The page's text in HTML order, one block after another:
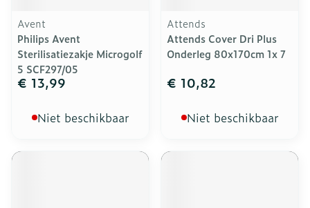
Avent
Philips Avent
Sterilisatiezakje Microgolf
5 SCF297/05
€ 13,99
Niet beschikbaar
Attends
Attends Cover Dri Plus
Onderleg 80x170cm 1x 7
€ 10,82
Niet beschikbaar